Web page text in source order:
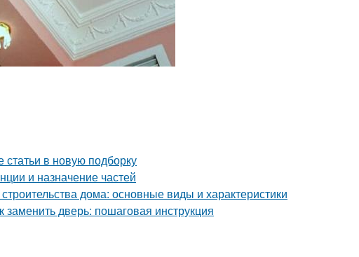
статьи в новую подборку
и назначение частей
дома: основные виды и характеристики
дверь: пошаговая инструкция